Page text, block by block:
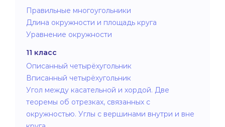
Правильные многоугольники
Длина окружности и площадь круга
Уравнение окружности
11 класс
Описанный четырёхугольник
Вписанный четырёхугольник
Угол между касательной и хордой. Две
теоремы об отрезках, связанных с
окружностью. Углы с вершинами внутри и вне